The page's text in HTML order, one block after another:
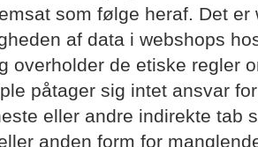
som følge heraf. Det
af data i webshops
overholder de etiske regler
påtager sig intet ansvar
eller andre indirekte tab
anden form for